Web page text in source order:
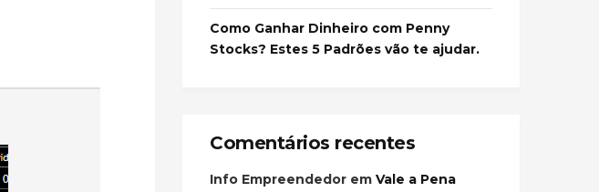
Como Ganhar Dinheiro com Penny
Stocks? Estes 5 Padrões vão te ajudar.
Comentários recentes
Info Empreendedor em Vale a Pena